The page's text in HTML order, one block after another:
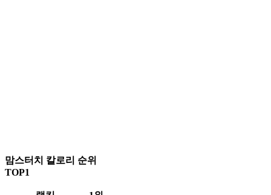
맘스터치 칼로리 순위
TOP1